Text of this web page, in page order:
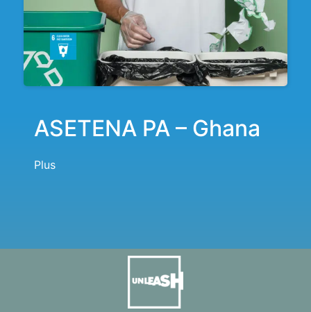
ASETENA PA – Ghana
Plus